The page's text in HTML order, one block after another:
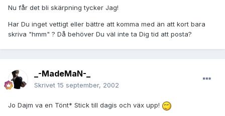
Nu får det bli skärpning tycker Jag!
Har Du inget vettigt eller bättre att komma med än att kort bara
skriva "hmm" ? Då behöver Du väl inte ta Dig tid att posta?
_-MadeMaN-_
Skrivet 15 september, 2002
Jo Dajm va en Tönt* Stick till dagis och väx upp!